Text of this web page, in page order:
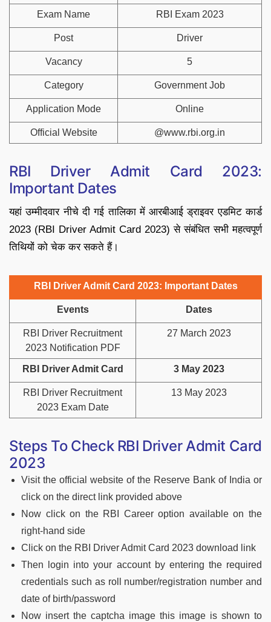
Exam Name RBI Exam 2023
Post Driver
Vacancy 5
Category Government Job
Application Mode Online
Official Website @www.rbi.org.in
RBI Driver Admit Card 2023:
Important Dates
यहां उम्मीदवार नीचे दी गई तालिका में आरबीआई ड्राइवर एडमिट कार्ड
2023 (RBI Driver Admit Card 2023) से संबंधित सभी महत्वपूर्ण
तिथियों को चेक कर सकते हैं।
RBI Driver Admit Card 2023: Important Dates
Events Dates
RBI Driver Recruitment
2023 Notification PDF
27 March 2023
RBI Driver Admit Card 3 May 2023
RBI Driver Recruitment
2023 Exam Date
13 May 2023
Steps To Check RBI Driver Admit Card
2023
Visit the official website of the Reserve Bank of India or
click on the direct link provided above
Now click on the RBI Career option available on the
right-hand side
Click on the RBI Driver Admit Card 2023 download link
Then login into your account by entering the required
credentials such as roll number/registration number and
date of birth/password
Now insert the captcha image this image is shown to